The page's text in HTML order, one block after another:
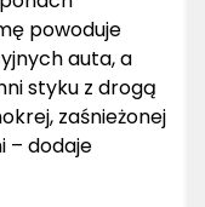
powoduje
auta, a
styku z drogą
zaśnieżonej
– dodaje